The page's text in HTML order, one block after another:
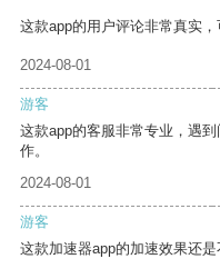
这款app的用户评论非常真实，
2024-08-01
游客
这款app的客服非常专业，遇
作。
2024-08-01
游客
这款加速器app的加速效果还